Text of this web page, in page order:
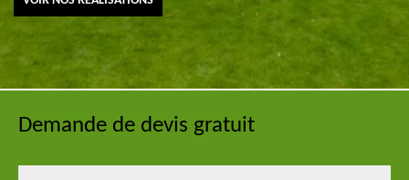
Demande de devis gratuit